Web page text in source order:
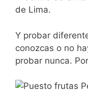
Y probar
conozcas o no
probar nunca.